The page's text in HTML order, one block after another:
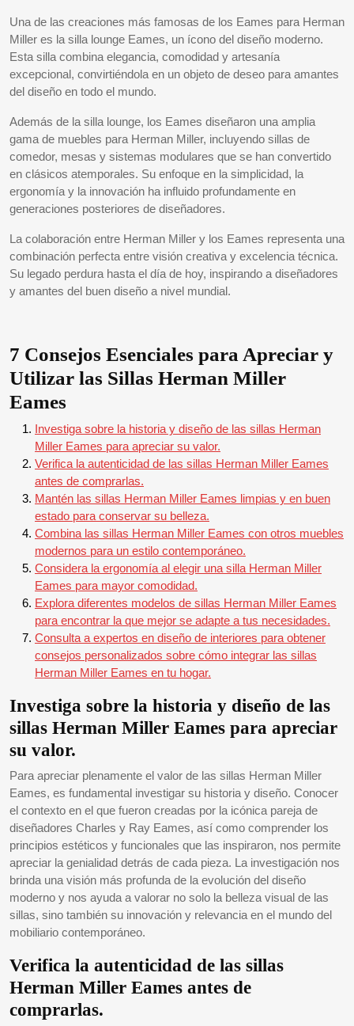
Una de las creaciones más famosas de los Eames para Herman
Miller es la silla lounge Eames, un ícono del diseño moderno.
Esta silla combina elegancia, comodidad y artesanía
excepcional, convirtiéndola en un objeto de deseo para amantes
del diseño en todo el mundo.
Además de la silla lounge, los Eames diseñaron una amplia
gama de muebles para Herman Miller, incluyendo sillas de
comedor, mesas y sistemas modulares que se han convertido
en clásicos atemporales. Su enfoque en la simplicidad, la
ergonomía y la innovación ha influido profundamente en
generaciones posteriores de diseñadores.
La colaboración entre Herman Miller y los Eames representa una
combinación perfecta entre visión creativa y excelencia técnica.
Su legado perdura hasta el día de hoy, inspirando a diseñadores
y amantes del buen diseño a nivel mundial.
7 Consejos Esenciales para Apreciar y
Utilizar las Sillas Herman Miller
Eames
Investiga sobre la historia y diseño de las sillas Herman
Miller Eames para apreciar su valor.
Verifica la autenticidad de las sillas Herman Miller Eames
antes de comprarlas.
Mantén las sillas Herman Miller Eames limpias y en buen
estado para conservar su belleza.
Combina las sillas Herman Miller Eames con otros muebles
modernos para un estilo contemporáneo.
Considera la ergonomía al elegir una silla Herman Miller
Eames para mayor comodidad.
Explora diferentes modelos de sillas Herman Miller Eames
para encontrar la que mejor se adapte a tus necesidades.
Consulta a expertos en diseño de interiores para obtener
consejos personalizados sobre cómo integrar las sillas
Herman Miller Eames en tu hogar.
Investiga sobre la historia y diseño de las
sillas Herman Miller Eames para apreciar
su valor.
Para apreciar plenamente el valor de las sillas Herman Miller
Eames, es fundamental investigar su historia y diseño. Conocer
el contexto en el que fueron creadas por la icónica pareja de
diseñadores Charles y Ray Eames, así como comprender los
principios estéticos y funcionales que las inspiraron, nos permite
apreciar la genialidad detrás de cada pieza. La investigación nos
brinda una visión más profunda de la evolución del diseño
moderno y nos ayuda a valorar no solo la belleza visual de las
sillas, sino también su innovación y relevancia en el mundo del
mobiliario contemporáneo.
Verifica la autenticidad de las sillas
Herman Miller Eames antes de
comprarlas.